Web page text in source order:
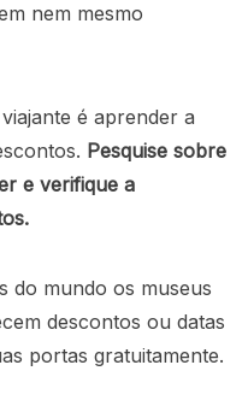
nem mesmo
é aprender a
Pesquise sobre
e verifique a
do mundo os museus
descontos ou datas
portas gratuitamente.